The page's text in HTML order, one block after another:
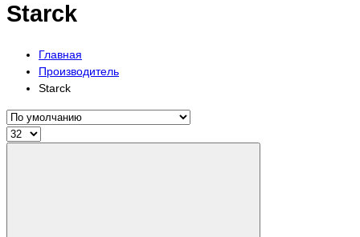
Starck
Главная
Производитель
Starck